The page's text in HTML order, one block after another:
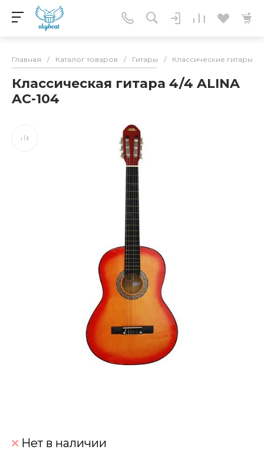
Главная / Каталог товаров / Гитары / Классические гитары
Классическая гитара 4/4 ALINA
AC-104
Нет в наличии